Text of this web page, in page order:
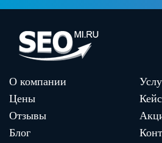
О компании
Цены
Отзывы
Блог